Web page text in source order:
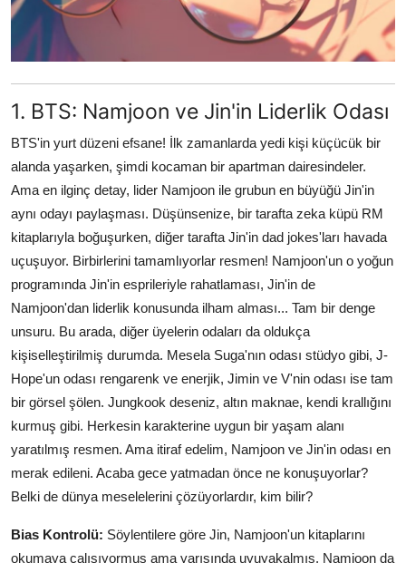
1. BTS: Namjoon ve Jin'in Liderlik Odası
BTS'in yurt düzeni efsane! İlk zamanlarda yedi kişi küçücük bir
alanda yaşarken, şimdi kocaman bir apartman dairesindeler.
Ama en ilginç detay, lider Namjoon ile grubun en büyüğü Jin'in
aynı odayı paylaşması. Düşünsenize, bir tarafta zeka küpü RM
kitaplarıyla boğuşurken, diğer tarafta Jin'in dad jokes'ları havada
uçuşuyor. Birbirlerini tamamlıyorlar resmen! Namjoon'un o yoğun
programında Jin'in esprileriyle rahatlaması, Jin'in de
Namjoon'dan liderlik konusunda ilham alması... Tam bir denge
unsuru. Bu arada, diğer üyelerin odaları da oldukça
kişiselleştirilmiş durumda. Mesela Suga'nın odası stüdyo gibi, J-
Hope'un odası rengarenk ve enerjik, Jimin ve V'nin odası ise tam
bir görsel şölen. Jungkook deseniz, altın maknae, kendi krallığını
kurmuş gibi. Herkesin karakterine uygun bir yaşam alanı
yaratılmış resmen. Ama itiraf edelim, Namjoon ve Jin'in odası en
merak edileni. Acaba gece yatmadan önce ne konuşuyorlar?
Belki de dünya meselelerini çözüyorlardır, kim bilir?
Bias Kontrolü: Söylentilere göre Jin, Namjoon'un kitaplarını
okumaya çalışıyormuş ama yarısında uyuyakalmış. Namjoon da